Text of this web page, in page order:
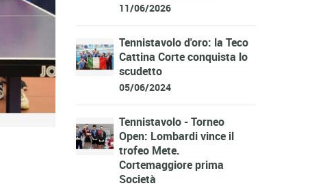
11/06/2026
Tennistavolo d'oro: la Teco
Cattina Corte conquista lo
scudetto
05/06/2024
Tennistavolo - Torneo
Open: Lombardi vince il
trofeo Mete.
Cortemaggiore prima
Società